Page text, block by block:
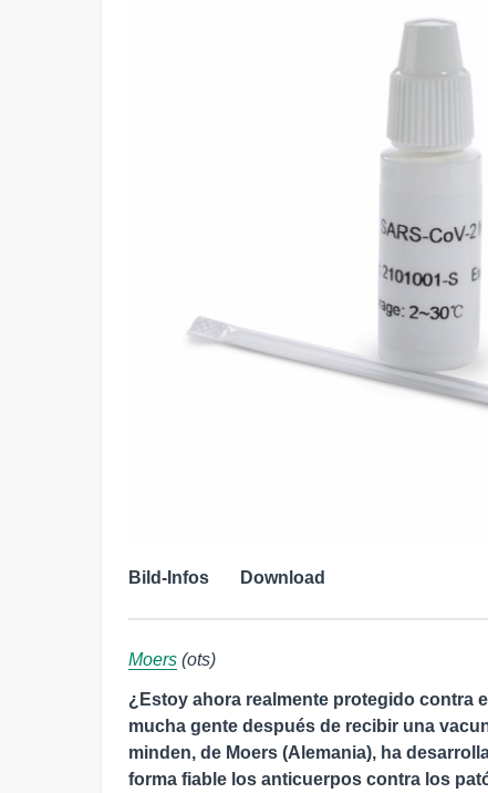
Bild-Infos Download
Moers (ots)
¿Estoy ahora realmente protegido contra
mucha gente después de recibir una
minden, de Moers (Alemania), ha
forma fiable los anticuerpos contra los